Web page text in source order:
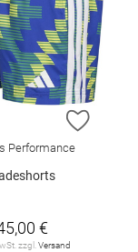
HINZUFÜGEN
ZUR
Performance
€
zzgl.Versand